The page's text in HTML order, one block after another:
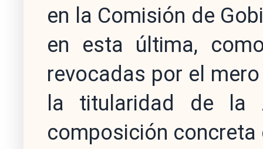
en la Comisión de
en esta última,
revocadas por el
la titularidad de la
composición concreta